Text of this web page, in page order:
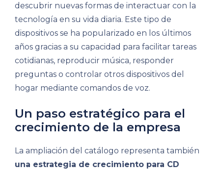
descubrir nuevas formas de interactuar con la
tecnología en su vida diaria. Este tipo de
dispositivos se ha popularizado en los últimos
años gracias a su capacidad para facilitar tareas
cotidianas, reproducir música, responder
preguntas o controlar otros dispositivos del
hogar mediante comandos de voz.
Un paso estratégico para el
crecimiento de la empresa
La ampliación del catálogo representa también
una estrategia de crecimiento para CD